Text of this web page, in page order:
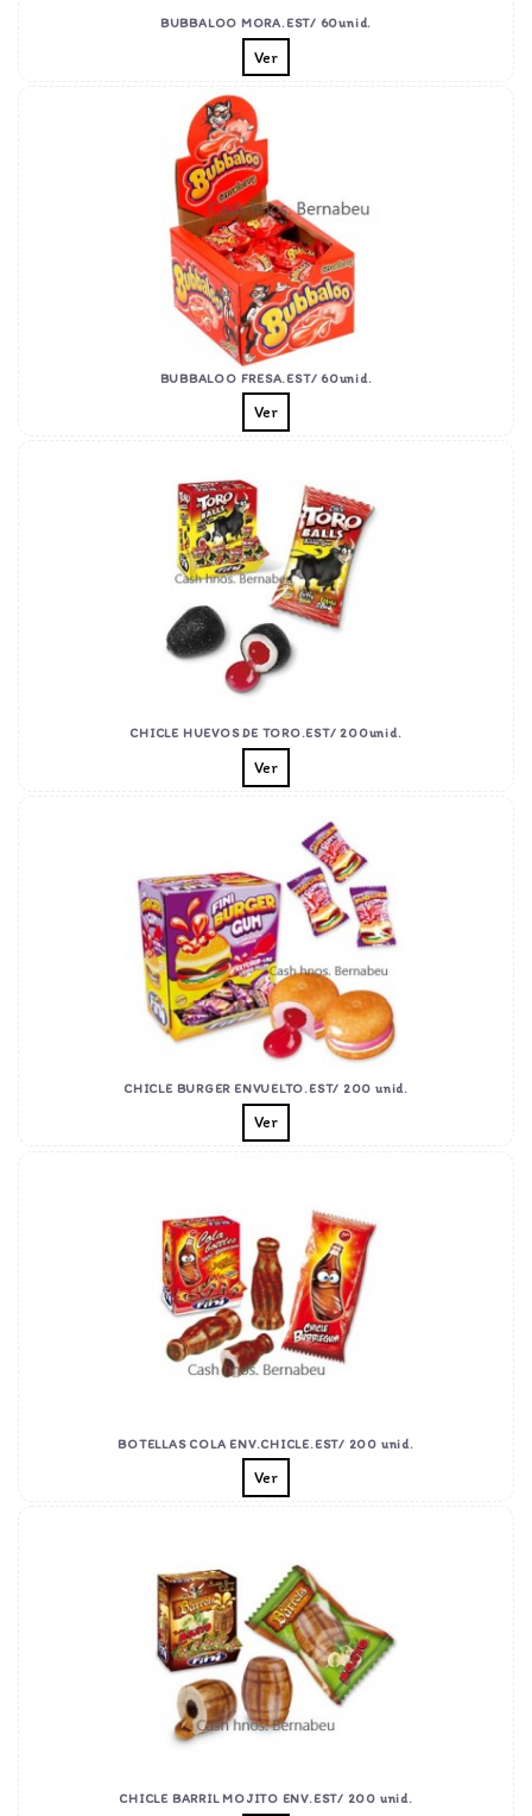
BUBBALOO MORA.EST/ 60unid.
Ver
BUBBALOO FRESA.EST/ 60unid.
Ver
CHICLE HUEVOS DE TORO.EST/ 200unid.
Ver
CHICLE BURGER ENVUELTO.EST/ 200 unid.
Ver
BOTELLAS COLA ENV.CHICLE.EST/ 200 unid.
Ver
CHICLE BARRIL MOJITO ENV.EST/ 200 unid.